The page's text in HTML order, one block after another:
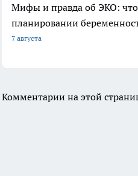
Мифы и правда об ЭКО:
планировании
7 августа
Комментарии на этой